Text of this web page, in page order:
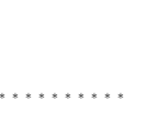
＊＊＊＊ ＊＊＊＊＊